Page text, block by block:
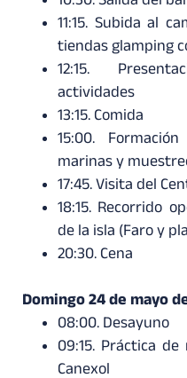
11:15. Subida al
tiendas glamping
12:15.
actividades
13:15. Comida
15:00.
marinas y
17:45. Visita del
18:15. Recorrido
de la isla (Faro y
20:30. Cena
Domingo 24 de mayo
08:00. Desayuno
09:15. Práctica
Canexol